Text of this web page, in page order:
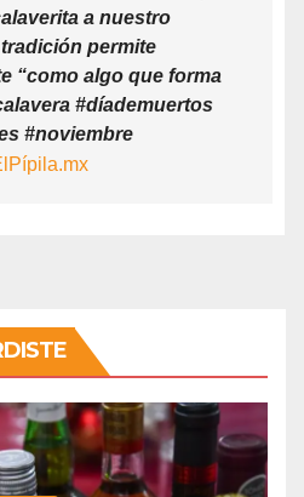
a nuestro
permite
“como algo que forma
#díademuertos
#noviembre